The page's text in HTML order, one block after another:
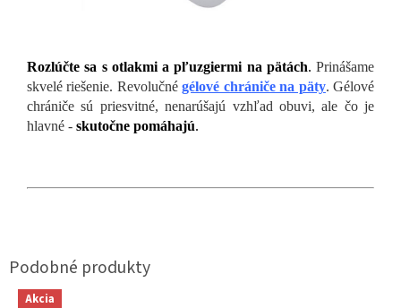
Rozlúčte sa s otlakmi a pľuzgiermi na pätách. Prinášame
skvelé riešenie. Revolučnégélové chrániče na päty. Gélové
chrániče sú priesvitné, nenarúšajú vzhľad obuvi, ale čo je
hlavné - skutočne pomáhajú.
Akcia